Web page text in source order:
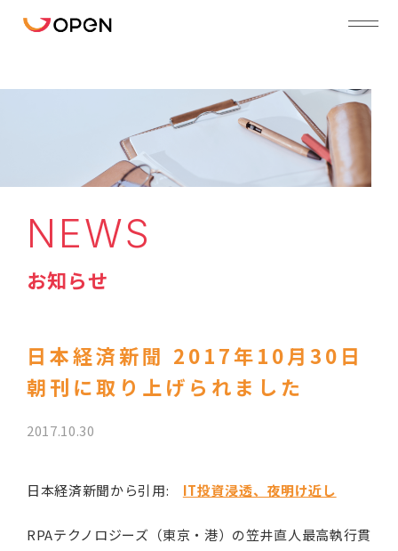
NEWS
お知らせ
日本経済新聞 2017年10月30日
朝刊に取り上げられました
2017.10.30
日本経済新聞から引用: IT投資浸透、夜明け近し
RPAテクノロジーズ（東京・港）の笠井直人最高執行貫